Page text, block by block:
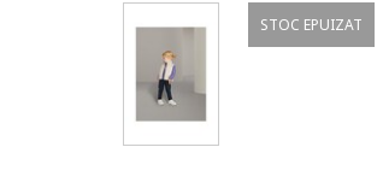
STOC EPUIZAT